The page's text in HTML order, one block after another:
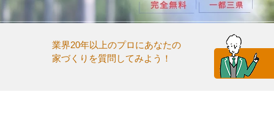
業界20年以上のプロにあなたの
家づくりを質問してみよう！